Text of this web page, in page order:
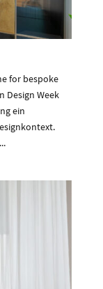
for bespoke
Design Week
ein